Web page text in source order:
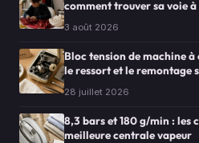
comment trouver sa voie à
3 août 2026
Bloc tension de machine
le ressort et le remontage
28 juillet 2026
8,3 bars et 180 g/min :
meilleure centrale vapeur